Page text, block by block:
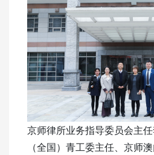
京师律所业务指导委员会主
（全国）青工委主任、京师